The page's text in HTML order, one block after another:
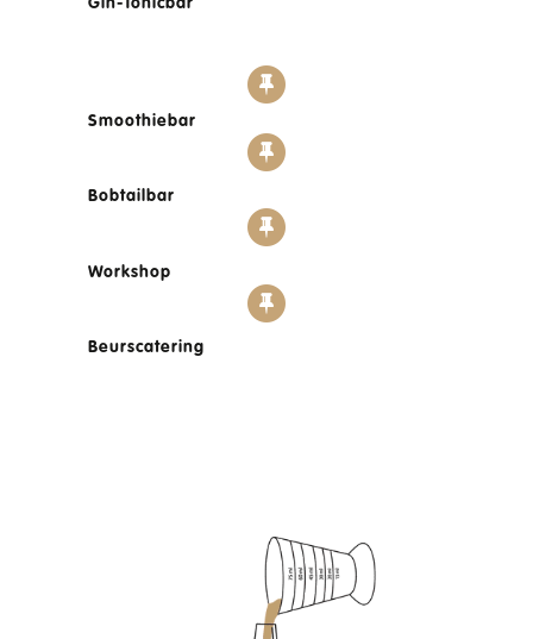
Smoothiebar
Bobtailbar
Workshop
Beurscatering